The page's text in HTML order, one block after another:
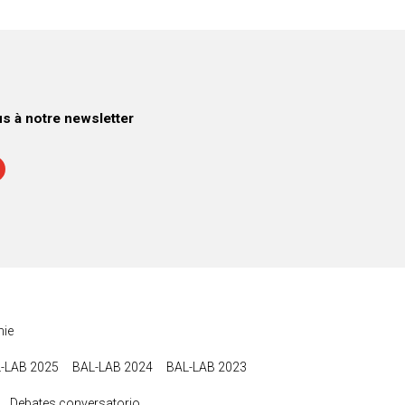
à notre newsletter
LAB 2025 BAL-LAB 2024 BAL-LAB 2023